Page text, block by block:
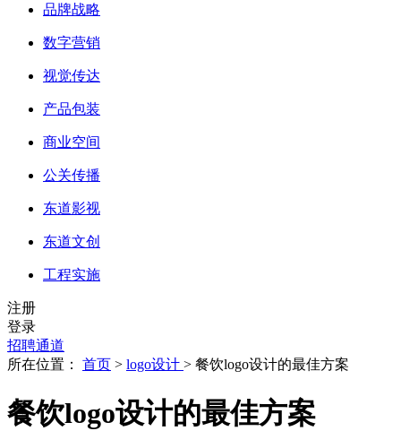
品牌战略
数字营销
视觉传达
产品包装
商业空间
公关传播
东道影视
东道文创
工程实施
注册
登录
招聘通道
所在位置： 首页 > logo设计 > 餐饮logo设计的最佳方案
餐饮logo设计的最佳方案